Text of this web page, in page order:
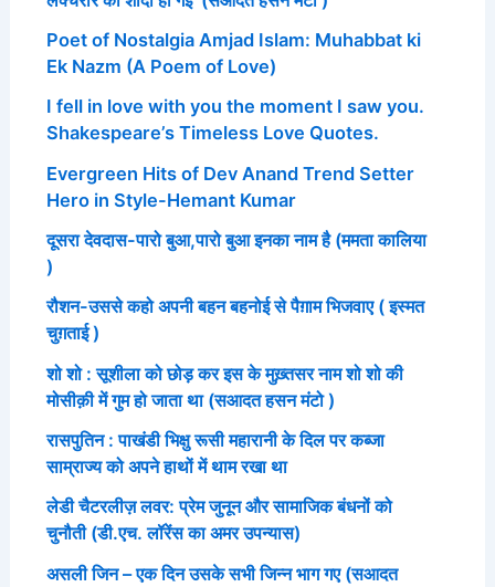
Poet of Nostalgia Amjad Islam: Muhabbat ki
Ek Nazm (A Poem of Love)
I fell in love with you the moment I saw you.
Shakespeare’s Timeless Love Quotes.
Evergreen Hits of Dev Anand Trend Setter
Hero in Style-Hemant Kumar
दूसरा देवदास-पारो बुआ,पारो बुआ इनका नाम है (ममता कालिया
)
रौशन-उससे कहो अपनी बहन बहनोई से पैग़ाम भिजवाए ( इस्मत
चुग़ताई )
शो शो : सूशीला को छोड़ कर इस के मुख़्तसर नाम शो शो की
मोसीक़ी में गुम हो जाता था (सआदत हसन मंटो )
रासपुतिन : पाखंडी भिक्षु रूसी महारानी के दिल पर कब्जा
साम्राज्य को अपने हाथों में थाम रखा था
लेडी चैटरलीज़ लवर: प्रेम जुनून और सामाजिक बंधनों को
चुनौती (डी.एच. लॉरेंस का अमर उपन्यास)
असली जिन – एक दिन उसके सभी जिन्न भाग गए (सआदत